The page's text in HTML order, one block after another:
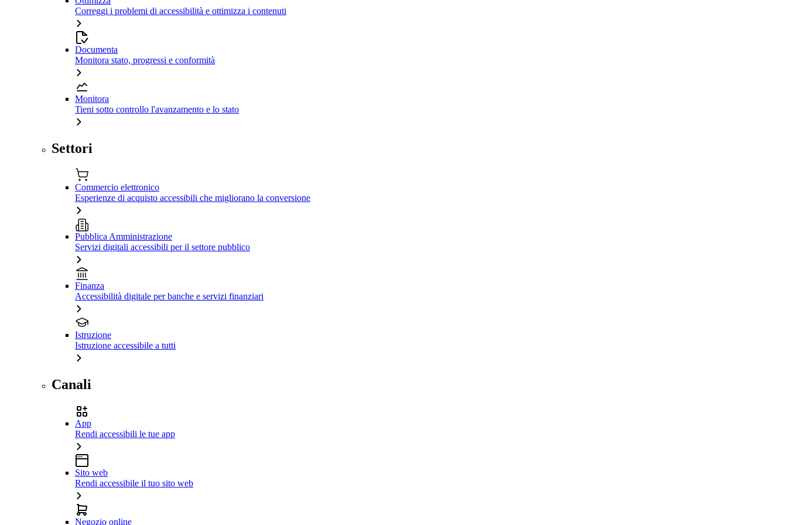
Correggi i problemi di accessibilità e ottimizza i contenuti
Documenta
Monitora stato, progressi e conformità
Monitora
Tieni sotto controllo l'avanzamento e lo stato
Settori
Commercio elettronico
Esperienze di acquisto accessibili che migliorano la conversione
Pubblica Amministrazione
Servizi digitali accessibili per il settore pubblico
Finanza
Accessibilità digitale per banche e servizi finanziari
Istruzione
Istruzione accessibile a tutti
Canali
App
Rendi accessibili le tue app
Sito web
Rendi accessibile il tuo sito web
Negozio online